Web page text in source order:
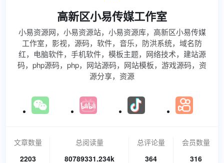
高新区小易传媒工作室
小易资源网，小易资源站，小易资源库，高新区小易传媒
工作室，影视，源码，软件，音乐，防洪系统，域名防
红，电脑软件，手机软件，模板主题，网络技术，建站源
码，php源码，php，网站源码，网站模板，游戏源码，资
源分享，资源
文章数量
2203
总阅读量
80789331.234k
总评论量
364
会员数量
316